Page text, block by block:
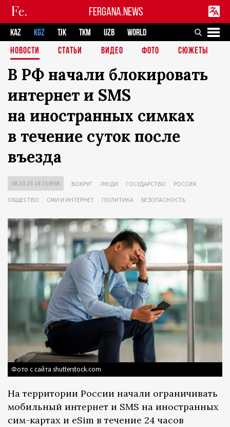
FERGANA.NEWS
KAZ KGZ TJK TKM UZB
WORLD
НОВОСТИ
СТАТЬИ ВИДЕО ФОТО СЮЖЕТЫ
В РФ начали блокировать
интернет и SMS
на иностранных симках
в течение суток после
въезда
08.10.25 14:15 MSK ВОКРУГ ЛЮДИ ГОСУДАРСТВО РОССИЯ
ОБЩЕСТВО СМИ И ИНТЕРНЕТ ПОЛИТИКА БЕЗОПАСНОСТЬ
Фото с сайта shutterstock.com
На территории России начали ограничивать
мобильный интернет и SMS на иностранных
сим-картах и eSim в течение 24 часов